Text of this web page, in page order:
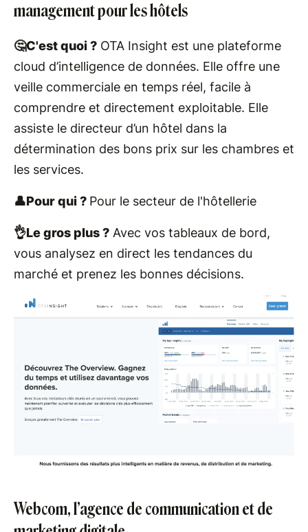
management pour les hôtels
🤔C'est quoi ? OTA Insight est une plateforme
cloud d’intelligence de données. Elle offre une
veille commerciale en temps réel, facile à
comprendre et directement exploitable. Elle
assiste le directeur d’un hôtel dans la
détermination des bons prix sur les chambres et
les services.
👤Pour qui ? Pour le secteur de l'hôtellerie
👌Le gros plus ? Avec vos tableaux de bord,
vous analysez en direct les tendances du
marché et prenez les bonnes décisions.
Webcom, l’agence de communication et de